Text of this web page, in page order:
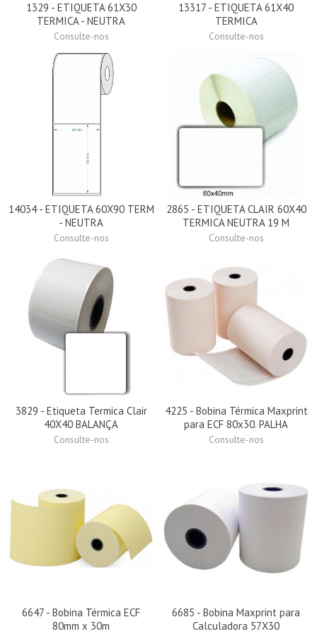
1329 - ETIQUETA 61X30
TERMICA - NEUTRA
Consulte-nos
13317 - ETIQUETA 61X40
TERMICA
Consulte-nos
14034 - ETIQUETA 60X90 TERM
- NEUTRA
Consulte-nos
2865 - ETIQUETA CLAIR 60X40
TERMICA NEUTRA 19 M
Consulte-nos
3829 - Etiqueta Termica Clair
40X40 BALANÇA
Consulte-nos
4225 - Bobina Térmica Maxprint
para ECF 80x30. PALHA
Consulte-nos
6647 - Bobina Térmica ECF
80mm x 30m
6685 - Bobina Maxprint para
Calculadora 57X30